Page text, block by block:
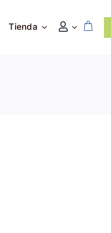
Tienda